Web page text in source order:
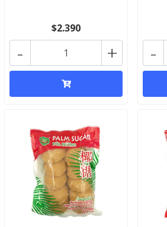
$2.390
+
- -